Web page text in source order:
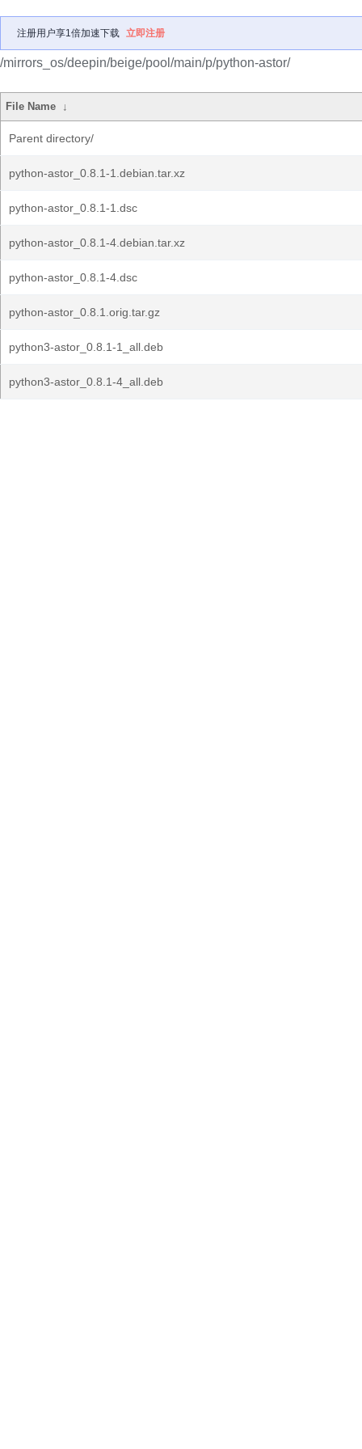
注册用户享1倍加速下载 立即注册
/mirrors_os/deepin/beige/pool/main/p/python-astor/
File Name ↓
Parent directory/
python-astor_0.8.1-1.debian.tar.xz
python-astor_0.8.1-1.dsc
python-astor_0.8.1-4.debian.tar.xz
python-astor_0.8.1-4.dsc
python-astor_0.8.1.orig.tar.gz
python3-astor_0.8.1-1_all.deb
python3-astor_0.8.1-4_all.deb